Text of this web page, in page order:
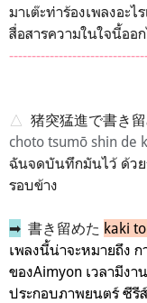
มาเต๊ะท่าร้องเพลงอะ
สื่อสารความในใจนี้ออ
△ 猪突猛進で書き
choto tsumō shin de
ฉันจดบันทึกมันไว้ ด้วย
รอบข้าง
➡ 書き留めた kaki
เพลงนี้น่าจะหมายถึง ก
ของAimyon เวลามีง
ประกอบภาพยนตร์ ซีรี